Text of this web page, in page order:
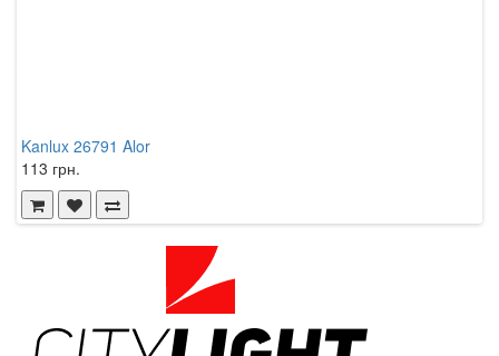
Kanlux 26791 Alor
113 грн.